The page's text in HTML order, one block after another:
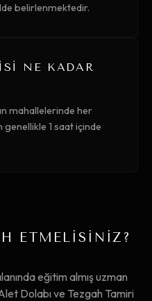
belirlenmektedir.
NE KADAR
mahallelerinde her
1 saat içinde
ETMELİSİNİZ?
eğitim almış uzman
Dolabı ve Tezgah Tamiri